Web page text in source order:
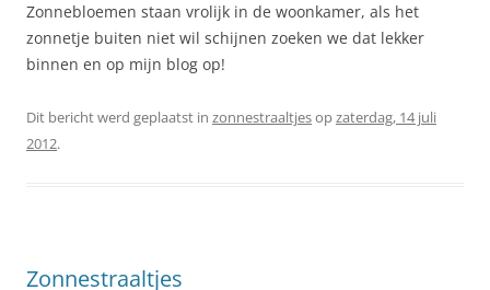
Zonnebloemen staan vrolijk in de woonkamer, als het
zonnetje buiten niet wil schijnen zoeken we dat lekker
binnen en op mijn blog op!
Dit bericht werd geplaatst in zonnestraaltjesopzaterdag, 14 juli
2012.
Zonnestraaltjes